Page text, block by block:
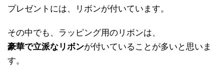
プレゼントには、リボンが付いています。
その中でも、ラッピング用のリボンは、
豪華で立派なリボンが付いていることが多いと思いま
す。